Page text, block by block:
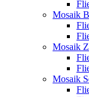
Mosaik
Mosaik
Mosaik